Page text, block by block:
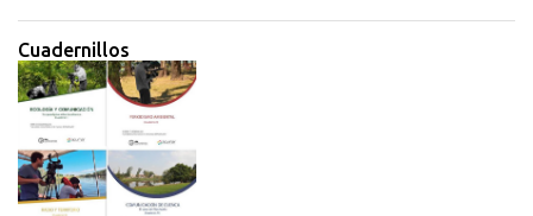
Cuadernillos